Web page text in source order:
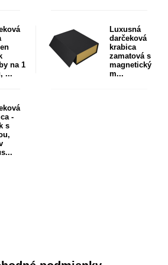
na 1
...
Luxusná
darčeková
krabica
zamatová s
magnetický
m...
-
s